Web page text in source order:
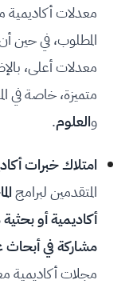
معدلات أكاديمية
المطلوب، في حين
معدلات أعلى،
متميزة، خاصة في
والعلوم.
امتلاك خبرات
المتقدمين لبرامج
أكاديمية أو
مشاركة في أبحاث
مجلات أكاديمية